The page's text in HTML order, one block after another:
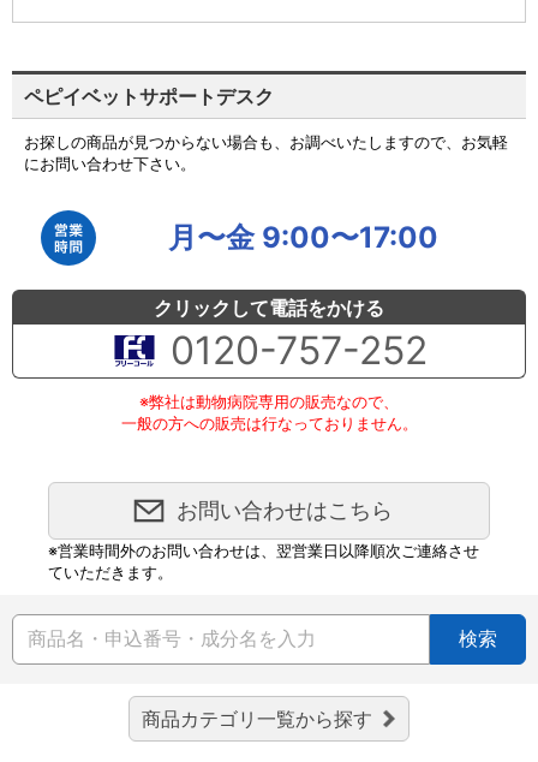
ペピイベットサポートデスク
お探しの商品が見つからない場合も、お調べいたしますので、お気軽
にお問い合わせ下さい。
月〜金 9:00〜17:00
クリックして電話をかける
0120-757-252
※弊社は動物病院専用の販売なので、
一般の方への販売は行なっておりません。
お問い合わせはこちら
※営業時間外のお問い合わせは、翌営業日以降順次ご連絡させ
ていただきます。
検索
商品カテゴリ一覧から探す